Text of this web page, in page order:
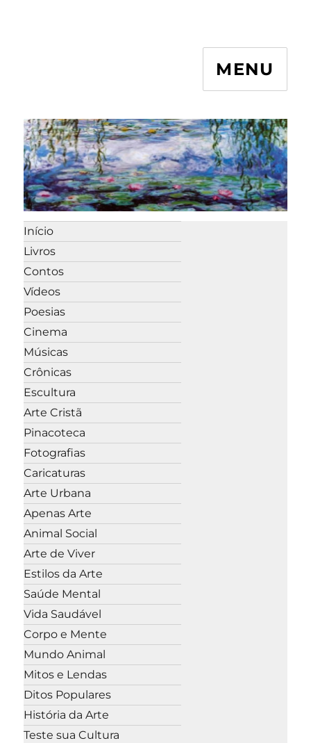
MENU
Início
Livros
Contos
Vídeos
Poesias
Cinema
Músicas
Crônicas
Escultura
Arte Cristã
Pinacoteca
Fotografias
Caricaturas
Arte Urbana
Apenas Arte
Animal Social
Arte de Viver
Estilos da Arte
Saúde Mental
Vida Saudável
Corpo e Mente
Mundo Animal
Mitos e Lendas
Ditos Populares
História da Arte
Teste sua Cultura